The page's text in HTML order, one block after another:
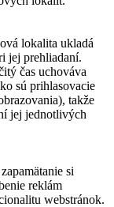
lokalita ukladá
jej prehliadaní.
čas uchováva
sú prihlasovacie
takže
jej jednotlivých
si
reklám
webstránok.